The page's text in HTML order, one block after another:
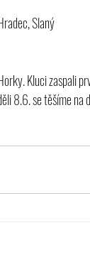
Slaný
Kluci zaspali
8.6. se těšíme na